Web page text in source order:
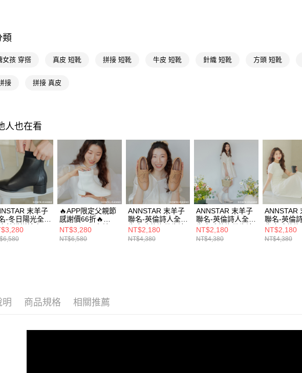
２．關於個人資料處理事宜，請瀏覽
形，恩沛科技股份有限公司將有權停
類
女孩 穿搭 真皮 短靴 拼接 短靴 牛皮 短靴 針織 短靴 方頭 短靴
接 拼接 真皮
人也在看
末羊子
-冬日陽光全真
針織拼接方頭
4.5cm-黑
🔥APP限定父親節
感謝價66折🔥
ANNSTAR 末羊子
聯名-冬日陽光全真
牛皮針織拼接方頭
NT$3,280
NT$6,580
ANNSTAR 末羊子
聯名-英倫詩人全真
牛皮雕花綁帶牛津
鞋-棕
NT$2,180
NT$4,380
ANNSTAR 末羊子
聯名-英倫詩人全真
牛皮雕花綁帶牛津
鞋-杏
NT$2,180
NT$4,380
ANNSTAR
聯名-英倫詩
牛皮雕花綁
鞋-白
NT$2,180
NT$4,380
明 商品規格 相關推薦